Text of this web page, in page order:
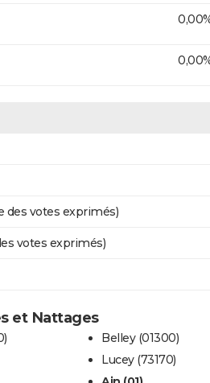
des votes exprimés)
votes exprimés)
et Nattages
Belley (01300)
Lucey (73170)